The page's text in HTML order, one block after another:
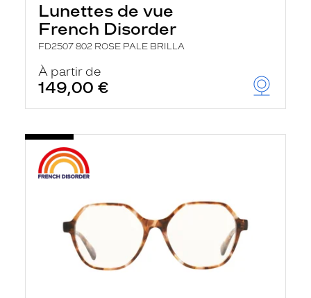
Lunettes de vue
French Disorder
FD2507 802 ROSE PALE BRILLA
À partir de
149,00 €